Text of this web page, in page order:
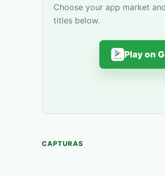
Choose your app market
titles below.
Play on
CAPTURAS